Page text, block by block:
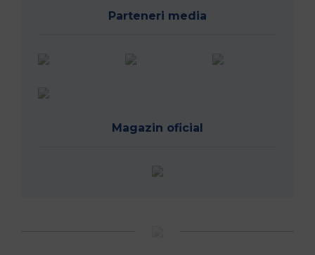
Parteneri media
Magazin oficial